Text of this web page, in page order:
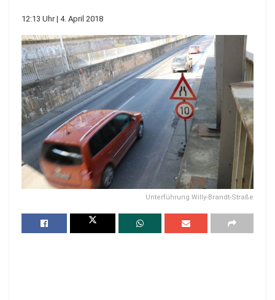
12:13 Uhr | 4. April 2018
Unterführung Willy-Brandt-Straße